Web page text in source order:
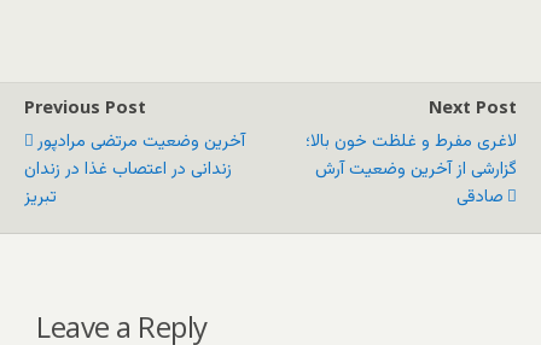
Previous Post
آخرین وضعیت مرتضی مرادپور
زندانی در اعتصاب غذا در زندان
تبریز
Next Post
لاغری مفرط و غلظت خون بالا؛
گزارشی از آخرین وضعیت آرش
صادقی
Leave a Reply